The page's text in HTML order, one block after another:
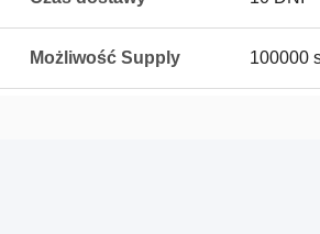
Możliwość Supply 100000